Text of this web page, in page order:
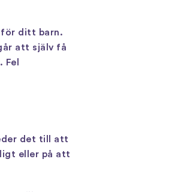
för ditt barn.
att själv få
det till att
eller på att